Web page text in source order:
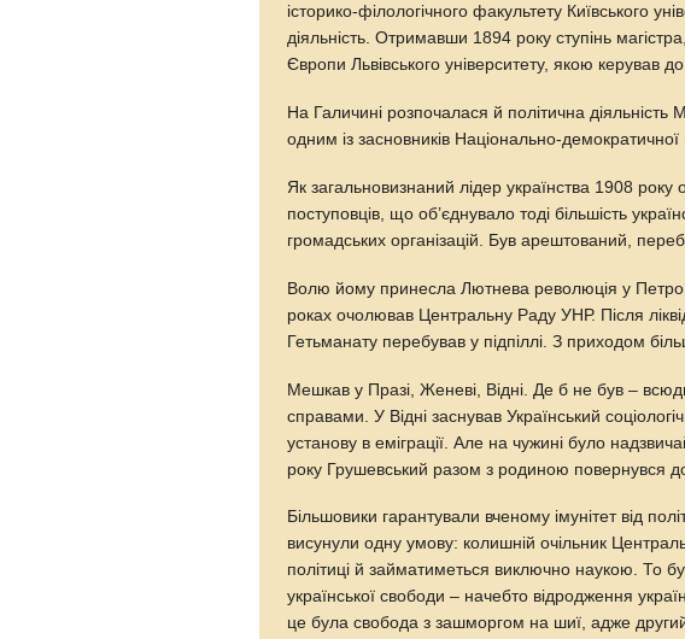
історико-філологічного факультету Київського
діяльність. Отримавши 1894 року ступінь
Європи Львівського університету, якою керував
На Галичині розпочалася й політична діяльність
одним із засновників Національно-демократичної
Як загальновизнаний лідер українства 1908 року
поступовців, що об’єднувало тоді більшість
громадських організацій. Був арештований,
Волю йому принесла Лютнева революція у
роках очолював Центральну Раду УНР. Після
Гетьманату перебував у підпіллі. З приходом
Мешкав у Празі, Женеві, Відні. Де б не був –
справами. У Відні заснував Український
установу в еміграції. Але на чужині було
року Грушевський разом з родиною повернувся
Більшовики гарантували вченому імунітет від
висунули одну умову: колишній очільник
політиці й займатиметься виключно наукою. То
української свободи – начебто відродження
це була свобода з зашморгом на шиї, адже